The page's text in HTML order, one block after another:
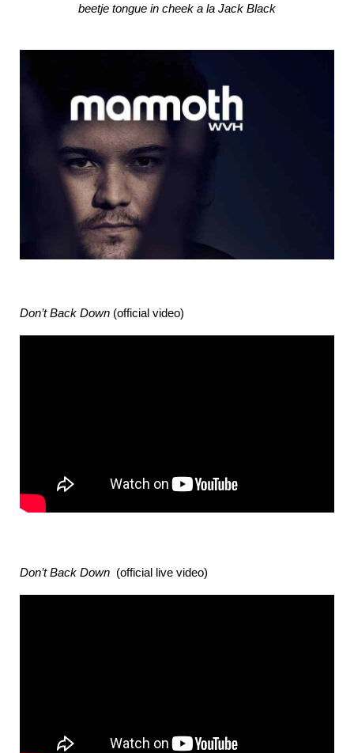
beetje tongue in cheek a la Jack Black
Don’t Back Down (official video)
Don’t Back Down (official live video)